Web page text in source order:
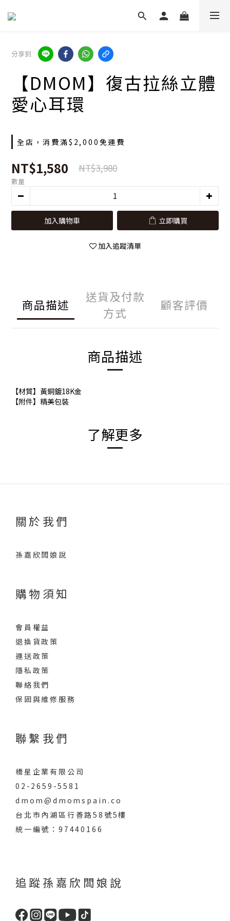
分享到
【DMOM】復古拉絲立體
愛心耳環
全店，消費滿$2,000免運費
NT$1,580 NT$3,980
數量
加入購物車 立即購買
加入追蹤清單
商品描述
送貨及付款
方式
顧客評價
商品描述
【材質】黃銅鍍18K金
【附件】精美包裝
了解更多
關於我們
孫嘉欣闆娘說
購物須知
會員權益
退換貨政策
運送政策
隱私政策
聯絡我們
保固與維修服務
聯繫我們
橋星企業有限公司
02-2659-5581
dmom@dmomspain.co
台北市內湖區行善路58號5樓
統一編號：97440166
追蹤孫嘉欣闆娘說